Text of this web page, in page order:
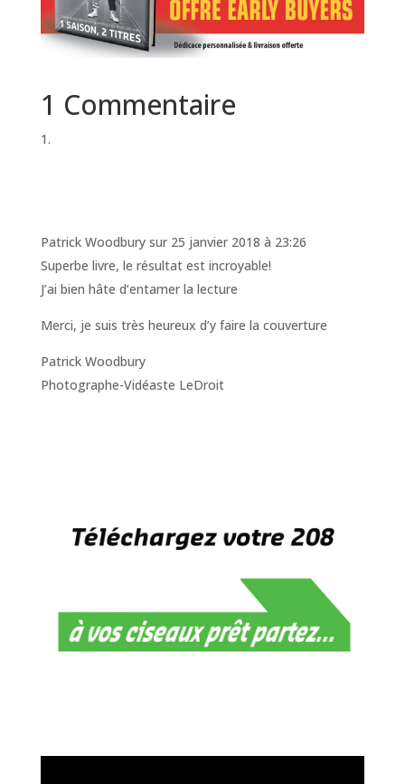
1 Commentaire
Patrick Woodbury sur 25 janvier 2018 à 23:26
Superbe livre, le résultat est incroyable!
J’ai bien hâte d’entamer la lecture
Merci, je suis très heureux d’y faire la couverture
Patrick Woodbury
Photographe-Vidéaste LeDroit